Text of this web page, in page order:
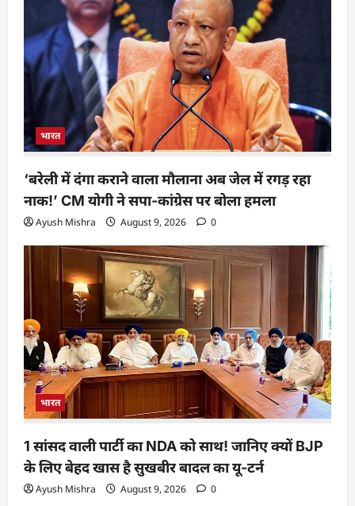
भारत
‘बरेली में दंगा कराने वाला मौलाना अब जेल में रगड़ रहा
नाक!’ CM योगी ने सपा-कांग्रेस पर बोला हमला
Ayush Mishra August 9, 2026 0
भारत
1 सांसद वाली पार्टी का NDA को साथ! जानिए क्यों BJP
के लिए बेहद खास है सुखबीर बादल का यू-टर्न
Ayush Mishra August 9, 2026 0